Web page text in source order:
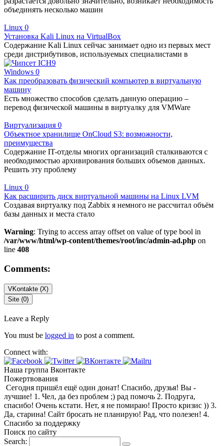
объединять несколько машин
Linux 0
Установка Kali Linux на VirtualBox
Содержание Kali Linux сейчас занимает одно из первых мест
среди дистрибутивов, используемых специалистами в
Windows 0
Как преобразовать физический компьютер в виртуальную
машину
Есть множество способов сделать данную операцию –
перевод физической машины в виртуалку для VMWare
Виртуализация 0
Объектное хранилище OnCloud S3: возможности,
преимущества
Содержание IT-отделы многих организаций сталкиваются с
необходимостью архивирования больших объемов данных.
Решить эту проблему
Linux 0
Как расширить диск виртуальной машины на Linux LVM
Создавая виртуалку под Zabbix я немного не рассчитал объём
базы данных и места стало
Warning: Trying to access array offset on value of type bool in
/var/www/html/wp-content/themes/root/inc/admin-ad.php on
line 408
Comments:
VKontakte (X)
Site (0)
Leave a Reply
You must be logged in to post a comment.
Connect with:
Наша группа Вконтакте
Пожертвования
Сегодня пришёл ещё один донат! Спасибо, друзья! Вы -
лучшие! 1. Чел, да без проблем ;) рад помочь 2. Подруга,
спасибо! Очень кстати. Нет, я не помираю! Просто кризис )) 3.
Да, старина! Сайт бросать не планирую! Рад, что полезен! 4.
Спасибо за поддержку
Поиск по сайту
Search: